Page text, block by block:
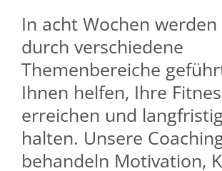
In acht Wochen werden
durch verschiedene
Themenbereiche
Ihnen helfen, Ihre
erreichen und
halten. Unsere
behandeln Motivation,